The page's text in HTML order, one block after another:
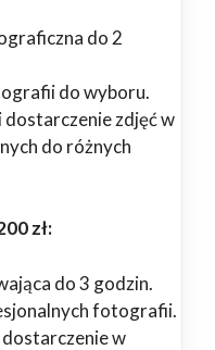
do 2
do wyboru.
dostarczenie zdjęć w
do różnych
zł:
do 3 godzin.
fotografii.
w